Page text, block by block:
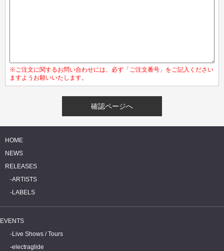
※ご注文に関するお問い合わせには、必ず「ご注文番号」をご記入ください
ますようお願いいたします。
HOME
NEWS
RELEASES
ARTISTS
LABELS
EVENTS
Live Shows / Tours
electraglide